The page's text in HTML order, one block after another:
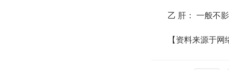
乙 肝： 一般不
【资料来源于网